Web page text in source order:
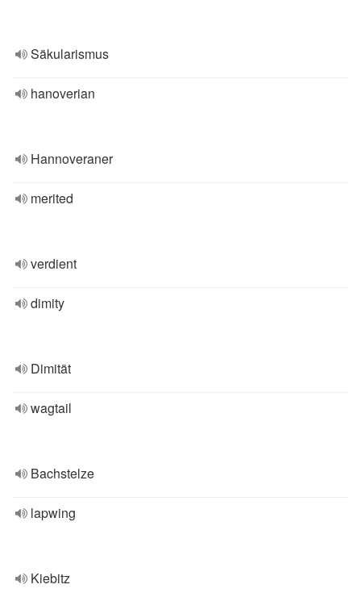
Säkularismus
hanoverian
Hannoveraner
merited
verdient
dimity
Dimität
wagtail
Bachstelze
lapwing
Kiebitz